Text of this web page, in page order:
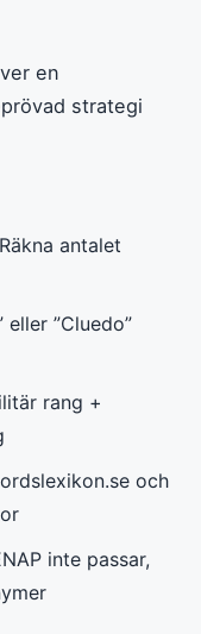
en
strategi
antalet
eller ”Cluedo”
rang +
och
inte passar,